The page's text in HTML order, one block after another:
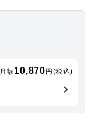
月額10,870 円(税込)